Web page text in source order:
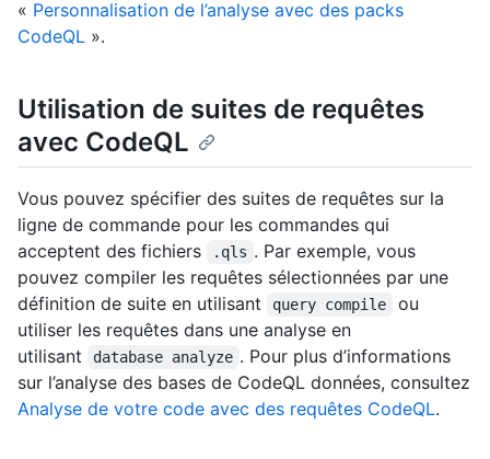
« Personnalisation de l’analyse avec des packs
CodeQL ».
Utilisation de suites de requêtes
avec CodeQL
Vous pouvez spécifier des suites de requêtes sur la
ligne de commande pour les commandes qui
acceptent des fichiers
.qls . Par exemple, vous
pouvez compiler les requêtes sélectionnées par une
définition de suite en utilisant
query compile
ou
utiliser les requêtes dans une analyse en
utilisant
database analyze . Pour plus d’informations
sur l’analyse des bases de CodeQL données, consultez
Analyse de votre code avec des requêtes CodeQL.